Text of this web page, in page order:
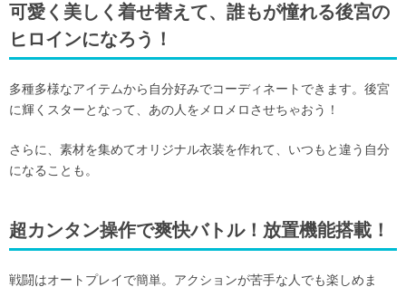
可愛く美しく着せ替えて、誰もが憧れる後宮の
ヒロインになろう！
多種多様なアイテムから自分好みでコーディネートできます。後宮
に輝くスターとなって、あの人をメロメロさせちゃおう！
さらに、素材を集めてオリジナル衣装を作れて、いつもと違う自分
になることも。
超カンタン操作で爽快バトル！放置機能搭載！
戦闘はオートプレイで簡単。アクションが苦手な人でも楽しめま